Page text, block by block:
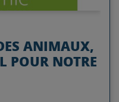
ANIMAUX,
POUR NOTRE